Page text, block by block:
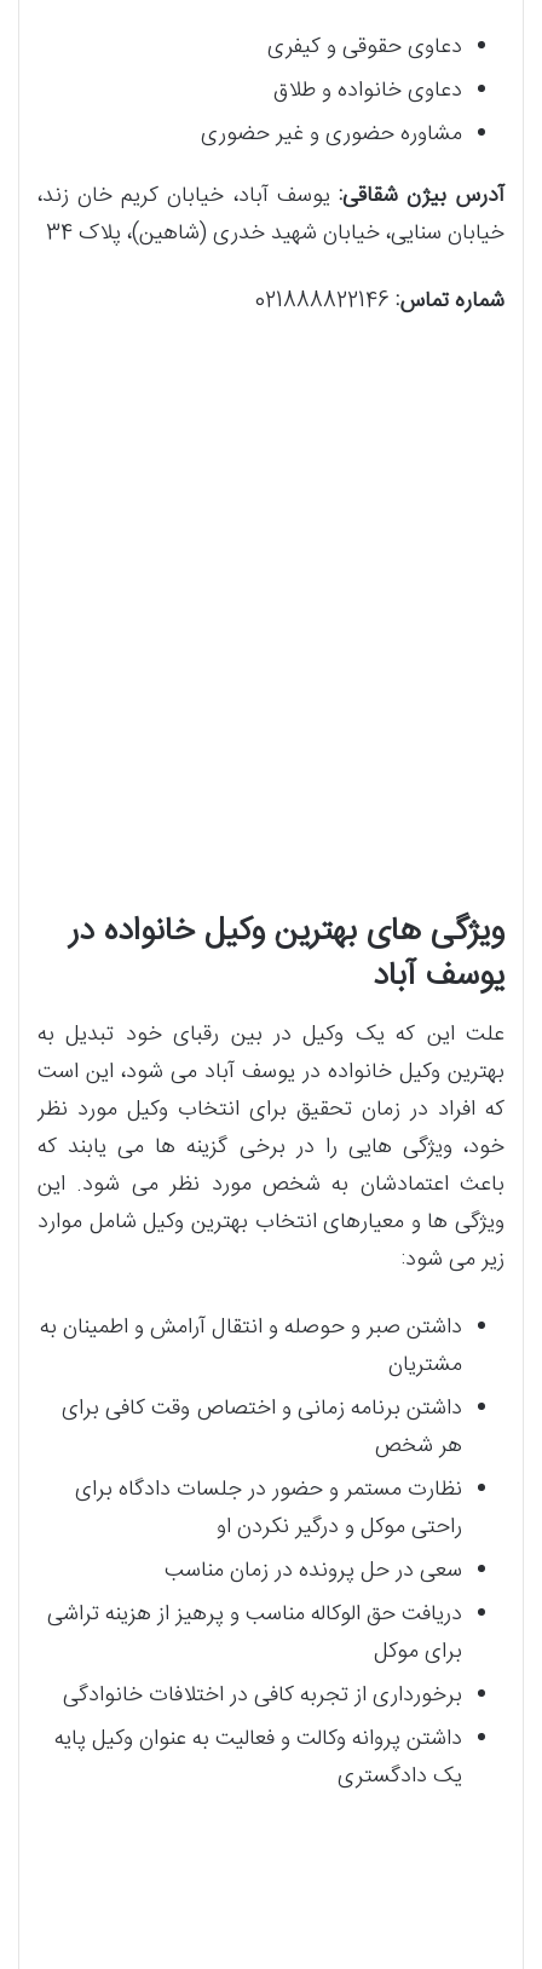
دعاوی حقوقی و کیفری
دعاوی خانواده و طلاق
مشاوره حضوری و غیر حضوری
آدرس بیژن شقاقی: یوسف آباد، خیابان کریم خان زند،
خیابان سنایی، خیابان شهید خدری (شاهین)، پلاک 34
شماره تماس:
ویژگی های بهترین وکیل خانواده در
یوسف آباد
علت این که یک وکیل در بین رقبای خود تبدیل به
بهترین وکیل خانواده در یوسف آباد می شود، این است
که افراد در زمان تحقیق برای انتخاب وکیل مورد نظر
خود، ویژگی هایی را در برخی گزینه ها می یابند که
باعث اعتمادشان به شخص مورد نظر می شود. این
ویژگی ها و معیارهای انتخاب بهترین وکیل شامل موارد
زیر می شود:
داشتن صبر و حوصله و انتقال آرامش و اطمینان به
مشتریان
داشتن برنامه زمانی و اختصاص وقت کافی برای
هر شخص
نظارت مستمر و حضور در جلسات دادگاه برای
راحتی موکل و درگیر نکردن او
سعی در حل پرونده در زمان مناسب
دریافت حق الوکاله مناسب و پرهیز از هزینه تراشی
برای موکل
برخورداری از تجربه کافی در اختلافات خانوادگی
داشتن پروانه وکالت و فعالیت به عنوان وکیل پایه
یک دادگستری